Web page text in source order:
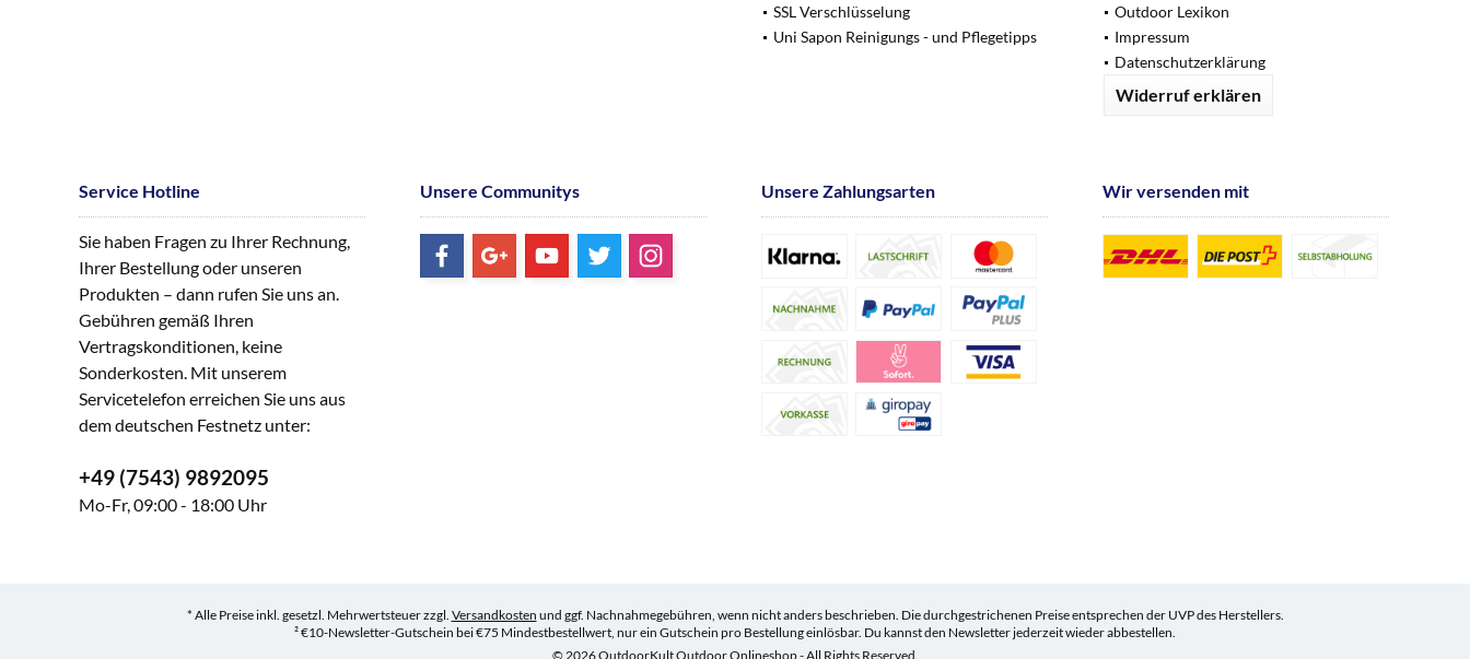
SSL Verschlüsselung
Uni Sapon Reinigungs - und Pflegetipps
Outdoor Lexikon
Impressum
Datenschutzerklärung
Widerruf erklären
Service Hotline
Sie haben Fragen zu Ihrer Rechnung,
Ihrer Bestellung oder unseren
Produkten – dann rufen Sie uns an.
Gebühren gemäß Ihren
Vertragskonditionen, keine
Sonderkosten. Mit unserem
Servicetelefon erreichen Sie uns aus
dem deutschen Festnetz unter:
+49 (7543) 9892095
Mo-Fr, 09:00 - 18:00 Uhr
Unsere Communitys Unsere Zahlungsarten Wir versenden mit
* Alle Preise inkl. gesetzl. Mehrwertsteuer zzgl. Versandkosten und ggf. Nachnahmegebühren, wenn nicht anders beschrieben. Die durchgestrichenen Preise entsprechen der UVP des Herstellers.
² €10-Newsletter-Gutschein bei €75 Mindestbestellwert, nur ein Gutschein pro Bestellung einlösbar. Du kannst den Newsletter jederzeit wieder abbestellen.
© 2026 OutdoorKult Outdoor Onlineshop - All Rights Reserved.